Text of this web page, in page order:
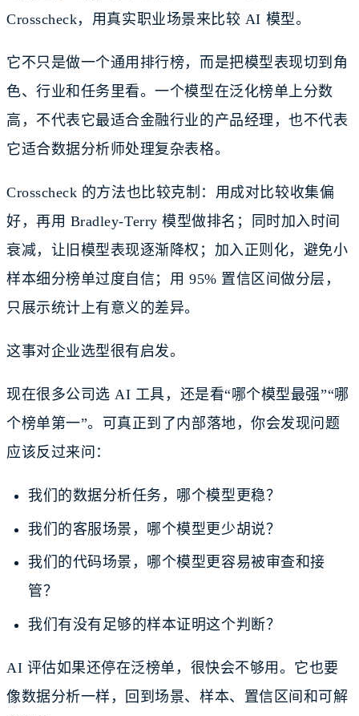
Crosscheck，用真实职业场景来比较 AI 模型。
它不只是做一个通用排行榜，而是把模型表现切到角
色、行业和任务里看。一个模型在泛化榜单上分数
高，不代表它最适合金融行业的产品经理，也不代表
它适合数据分析师处理复杂表格。
Crosscheck 的方法也比较克制：用成对比较收集偏
好，再用 Bradley-Terry 模型做排名；同时加入时间
衰减，让旧模型表现逐渐降权；加入正则化，避免小
样本细分榜单过度自信；用 95% 置信区间做分层，
只展示统计上有意义的差异。
这事对企业选型很有启发。
现在很多公司选 AI 工具，还是看“哪个模型最强”“哪
个榜单第一”。可真正到了内部落地，你会发现问题
应该反过来问：
我们的数据分析任务，哪个模型更稳？
我们的客服场景，哪个模型更少胡说？
我们的代码场景，哪个模型更容易被审查和接
管？
我们有没有足够的样本证明这个判断？
AI 评估如果还停在泛榜单，很快会不够用。它也要
像数据分析一样，回到场景、样本、置信区间和可解